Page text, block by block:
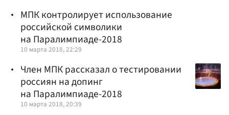
МПК контролирует использование
российской символики
на Паралимпиаде-2018
10 марта 2018, 22:29
Член МПК рассказал о тестировании
россиян на допинг
на Паралимпиаде-2018
10 марта 2018, 20:39